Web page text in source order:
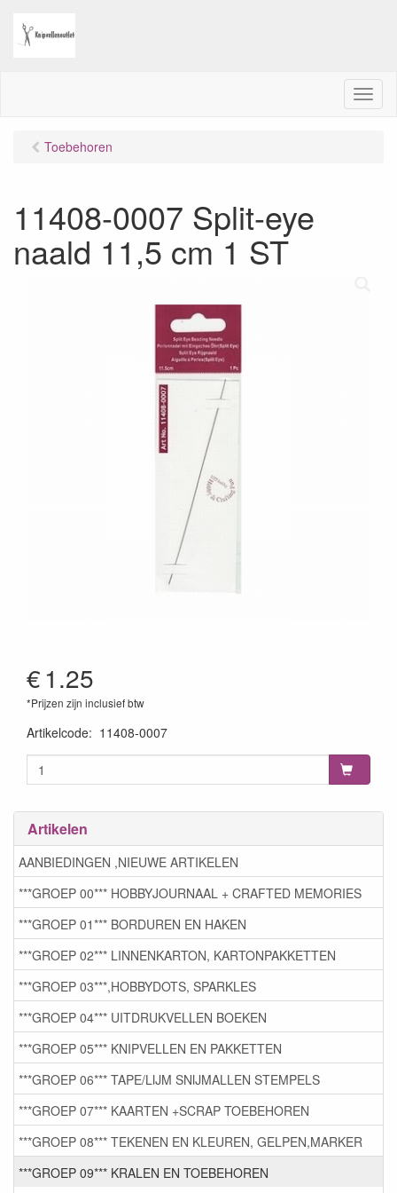
M
e
Toebehoren
11408-0007 Split-eye
naald 11,5 cm 1 ST
€1.25
*Prijzen zijn inclusief btw
Artikelcode: 11408-0007
Artikelen
AANBIEDINGEN ,NIEUWE ARTIKELEN
***GROEP 00*** HOBBYJOURNAAL + CRAFTED MEMORIES
***GROEP 01*** BORDUREN EN HAKEN
***GROEP 02*** LINNENKARTON, KARTONPAKKETTEN
***GROEP 03***,HOBBYDOTS, SPARKLES
***GROEP 04*** UITDRUKVELLEN BOEKEN
***GROEP 05*** KNIPVELLEN EN PAKKETTEN
***GROEP 06*** TAPE/LIJM SNIJMALLEN STEMPELS
***GROEP 07*** KAARTEN +SCRAP TOEBEHOREN
***GROEP 08*** TEKENEN EN KLEUREN, GELPEN,MARKER
***GROEP 09*** KRALEN EN TOEBEHOREN